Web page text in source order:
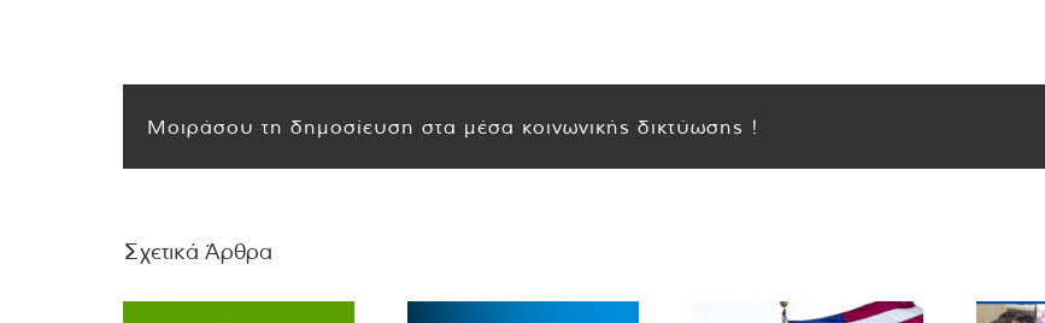
Μοιράσου τη δημοσίευση στα μέσα κοινωνικής δικτύωσης !
Σχετικά Άρθρα